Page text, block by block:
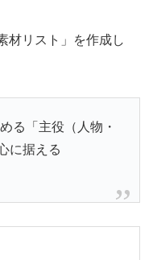
材リスト」を作成し
る「主役（人物・
に据える